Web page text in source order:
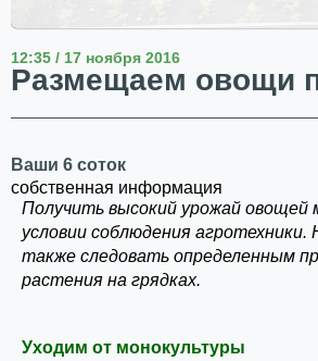
12:35 / 17 ноября 2016
Размещаем овощи
Ваши 6 соток
собственная информация
Получить высокий урожай овощей
условии соблюдения агротехники.
также следовать определенным
растения на грядках.
Уходим от монокультуры